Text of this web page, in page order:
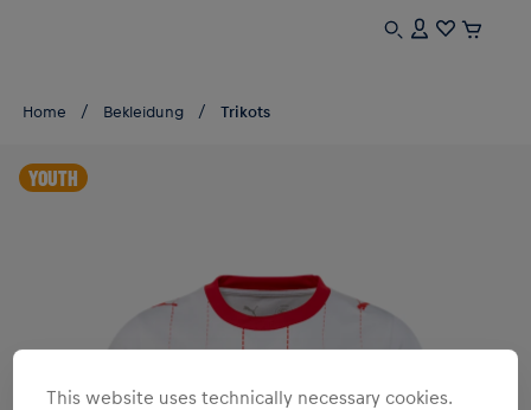
Home Bekleidung Trikots
YOUTH
This website uses technically necessary cookies.